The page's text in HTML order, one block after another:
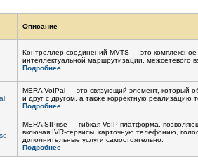
Описание
Контроллер соединений MVTS — это
интеллектуальной маршрутизации, межсетевого
Подробнее
MERA VoIPal — это связующий элемент, который
и друг с другом, а также корректную реализацию
Подробнее
MERA SIPrise — гибкая VoIP-платформа ,
включая IVR-сервисы , карточную телефонию,
дополнительные услуги самостоятельно.
Подробнее